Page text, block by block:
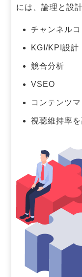
には、論理と設
チャンネル
KGI/KPI設計
競合分析
VSEO
コンテンツ
視聴維持率